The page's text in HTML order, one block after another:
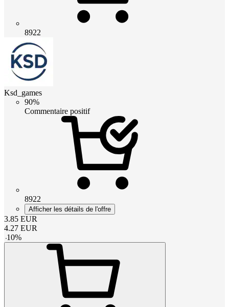
8922
Ksd_games
90%
Commentaire positif
8922
Afficher les détails de l'offre
3.85 EUR
4.27 EUR
-10%